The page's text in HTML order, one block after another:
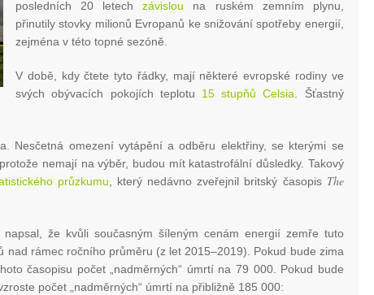
posledních 20 letechzávislou na ruském zemním plynu,
přinutily stovky milionů Evropanů ke snižování spotřeby energií,
zejména v této topné sezóně.
V době, kdy čtete tyto řádky, mají některé evropské rodiny ve
svých obývacích pokojích teplotu 15 stupňů Celsia . Šťastný
Nesčetná omezení vytápění a odběru elektřiny, se kterými se
nemají na výběr, budou mít katastrofální důsledky. Takový
průzkumu , který nedávno zveřejnil britský časopis The
napsal, že kvůli současným šíleným cenám energií zemře tuto
nad rámec ročního průměru (z let 2015–2019). Pokud bude zima
časopisu počet „nadměrných“ úmrtí na 79 000. Pokud bude
počet „nadměrných“ úmrtí na přibližně 185 000: